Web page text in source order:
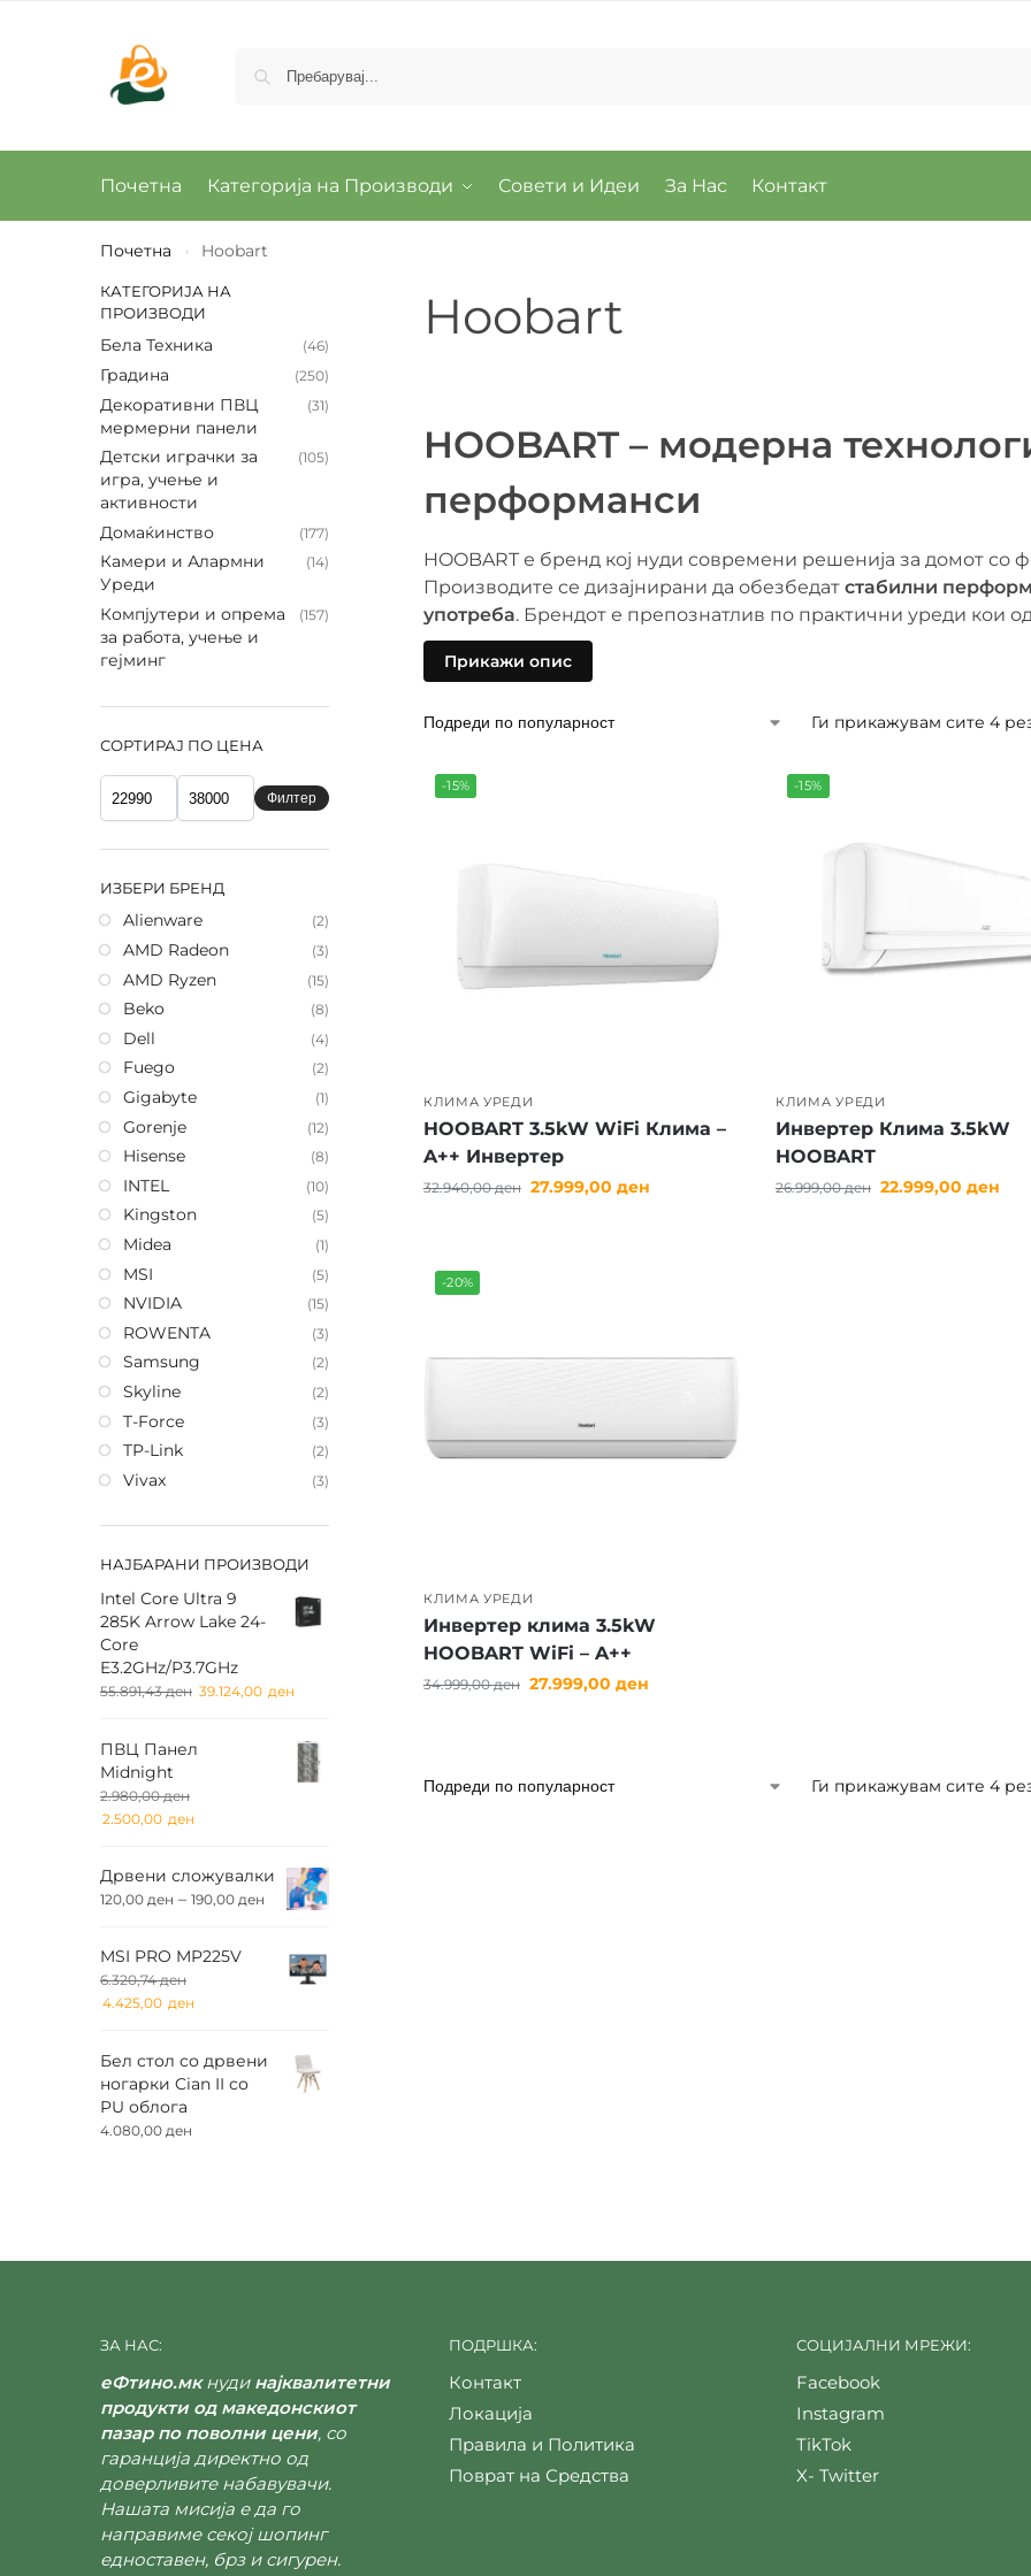
Почетна Категорија на Производи Совети и Идеи За Нас Контакт
Почетна › Hoobart
Hoobart
HOOBART – модерна
перформанси
HOOBART е бренд кој нуди современи решенија за домот со
Производите се дизајнирани да обезбедат стабилни
употреба. Брендот е препознатлив по практични уреди кои
Во понудата на HOOBART се вклучени апарати за
удобност во користењето. Овој бренд е одличен избор за
Брендот постојано се развива и ги следи современите
Зошто да изберете HOOBART?
Практични и лесни за користење уреди
Модерен и функционален дизајн
Одличен однос цена и квалитет
Прикажи опис
Ги прикажувам сите 4
-15%
КЛИМА УРЕДИ
HOOBART 3.5kW WiFi Клима –
A++ Инвертер
32.940,00ден 27.999,00 ден
-15%
КЛИМА УРЕДИ
Инвертер Клима 3.5kW
HOOBART
26.999,00ден 22.999,00 ден
-20%
КЛИМА УРЕДИ
Инвертер клима 3.5kW
HOOBART WiFi – A++
34.999,00ден 27.999,00 ден
Ги прикажувам сите 4
КАТЕГОРИЈА НА
ПРОИЗВОДИ
Бела Техника (46)
Градина (250)
Декоративни ПВЦ
мермерни панели
(31)
Детски играчки за
игра, учење и
активности
(105)
Домаќинство (177)
Камери и Алармни
Уреди
(14)
Компјутери и опрема
за работа, учење и
гејминг
(157)
СОРТИРАЈ ПО ЦЕНА
Филтер
ИЗБЕРИ БРЕНД
Alienware (2)
AMD Radeon (3)
AMD Ryzen (15)
Beko (8)
Dell (4)
Fuego (2)
Gigabyte (1)
Gorenje (12)
Hisense (8)
INTEL (10)
Kingston (5)
Midea (1)
MSI (5)
NVIDIA (15)
ROWENTA (3)
Samsung (2)
Skyline (2)
T-Force (3)
TP-Link (2)
Vivax (3)
НАЈБАРАНИ ПРОИЗВОДИ
Intel Core Ultra 9
285K Arrow Lake 24-
Core
E3.2GHz/P3.7GHz
55.891,43ден 39.124,00 ден
ПВЦ Панел
Midnight
2.980,00ден
2.500,00 ден
Дрвени сложувалки
120,00 ден – 190,00 ден
MSI PRO MP225V
6.320,74ден
4.425,00 ден
Бел стол со дрвени
ногарки Cian II со
PU облога
4.080,00 ден
ЗА НАС:
еФтино.мкнуди најквалитетни
продукти од македонскиот
пазар по поволни цени, со
гаранција директно од
доверливите набавувачи.
Нашата мисија е да го
направиме секој шопинг
едноставен, брз и сигурен.
ПОДРШКА:
Контакт
Локација
Правила и Политика
Поврат на Средства
СОЦИЈАЛНИ МРЕЖИ:
Facebook
Instagram
TikTok
X- Twitter